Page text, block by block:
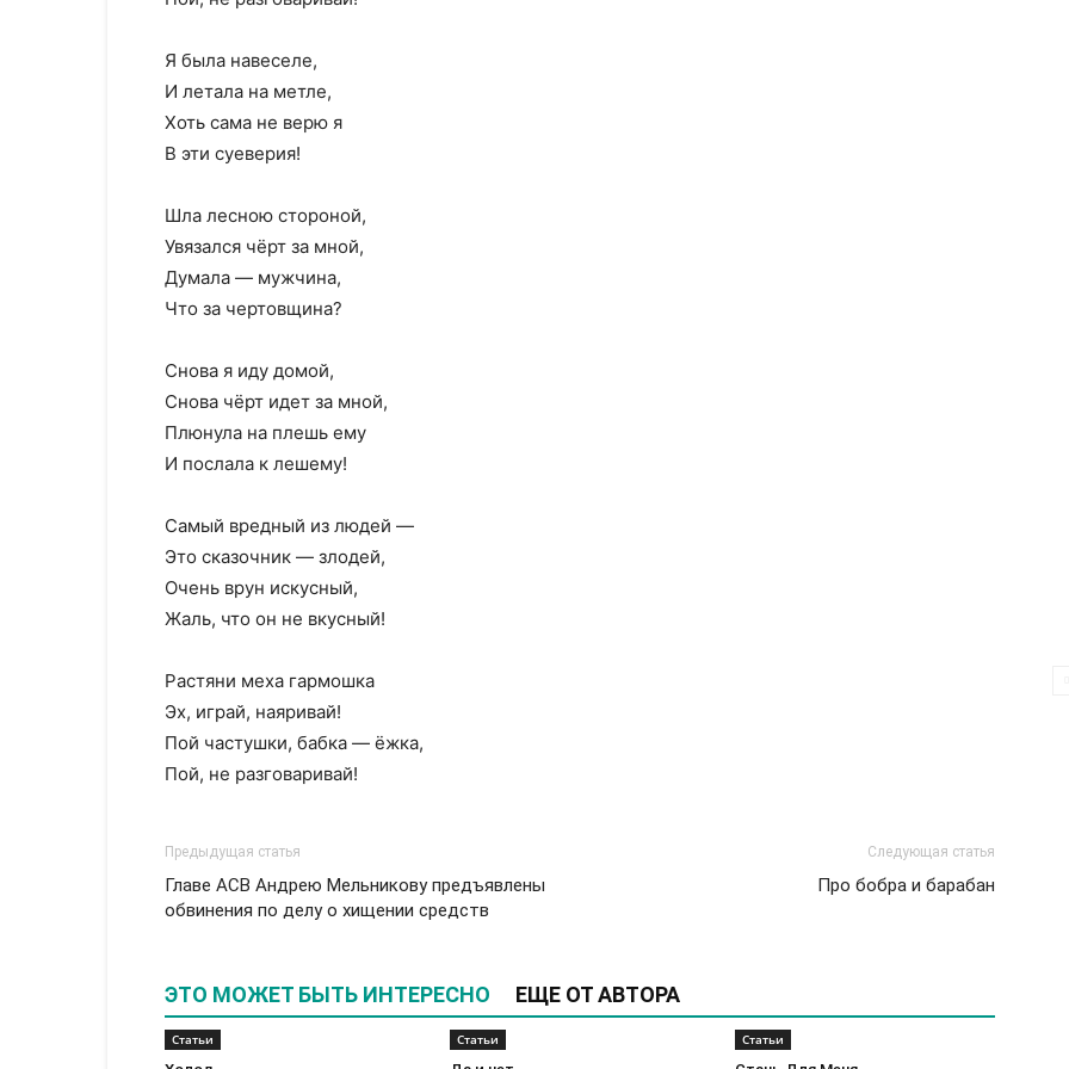
Я была навеселе,
И летала на метле,
Хоть сама не верю я
В эти суеверия!
Шла лесною стороной,
Увязался чёрт за мной,
Думала — мужчина,
Что за чертовщина?
Снова я иду домой,
Снова чёрт идет за мной,
Плюнула на плешь ему
И послала к лешему!
Самый вредный из людей —
Это сказочник — злодей,
Очень врун искусный,
Жаль, что он не вкусный!
Растяни меха гармошка
Эх, играй, наяривай!
Пой частушки, бабка — ёжка,
Пой, не разговаривай!
Предыдущая статья
Главе АСВ Андрею Мельникову предъявлены
обвинения по делу о хищении средств
Следующая статья
Про бобра и барабан
ЭТО МОЖЕТ БЫТЬ ИНТЕРЕСНО ЕЩЕ ОТ АВТОРА
Статьи Статьи Статьи